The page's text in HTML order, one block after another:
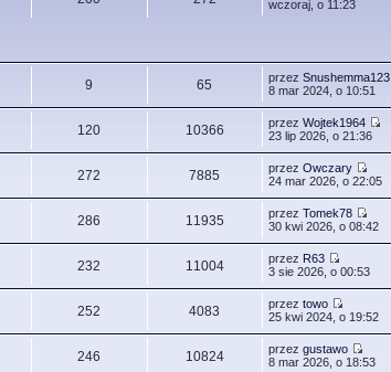
wczoraj, o 11:23
9 65 przezSnushemma123
8 mar 2024, o 10:51
120 10366 przezWojtek1964
23 lip 2026, o 21:36
272 7885 przezOwczary
24 mar 2026, o 22:05
286 11935 przezTomek78
30 kwi 2026, o 08:42
232 11004 przez R63
3 sie 2026, o 00:53
252 4083 przeztowo
25 kwi 2024, o 19:52
246 10824 przezgustawo
8 mar 2026, o 18:53